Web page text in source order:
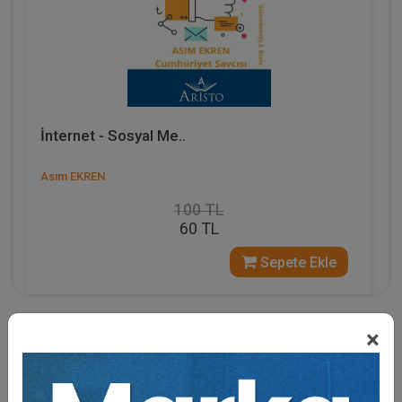
×
İnternet - Sosyal Me..
Asım EKREN
100 TL
60 TL
Sepete Ekle
%40
Eğitmen Hakkında
Savcı,